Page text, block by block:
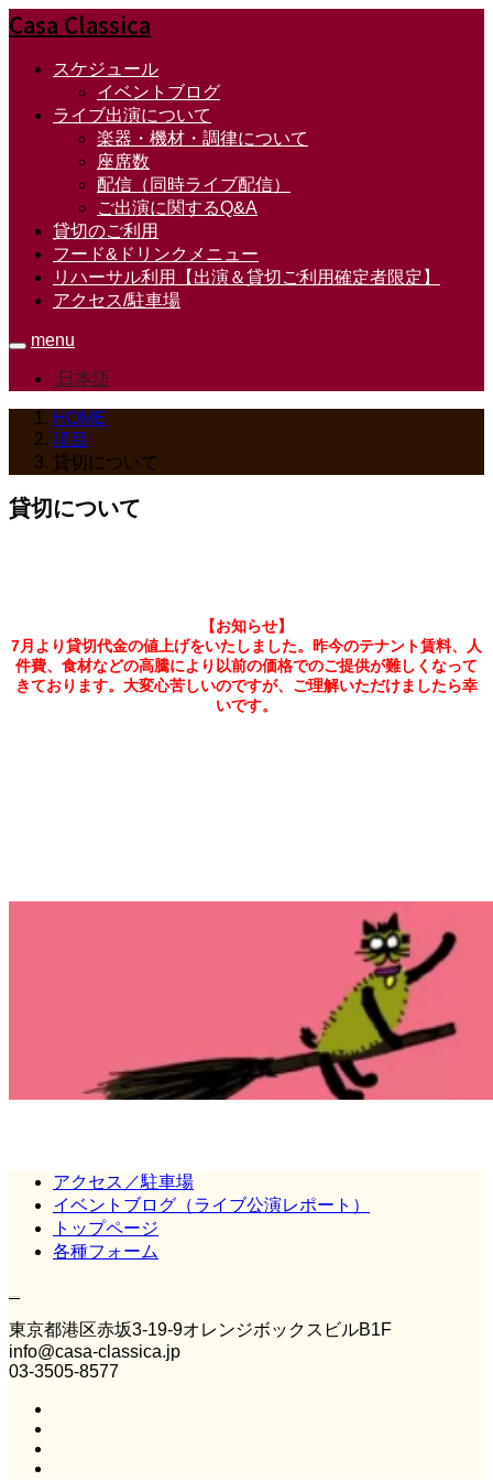
Casa Classica
スケジュール
イベントブログ
ライブ出演について
楽器・機材・調律について
座席数
配信（同時ライブ配信）
ご出演に関するQ&A
貸切のご利用
フード&ドリンクメニュー
リハーサル利用【出演＆貸切ご利用確定者限定】
アクセス/駐車場
menu
日本語
HOME
項目
貸切について
貸切について
【お知らせ】
7月より貸切代金の値上げをいたしました。昨今のテナント賃料、人
件費、食材などの高騰により以前の価格でのご提供が難しくなって
きております。大変心苦しいのですが、ご理解いただけましたら幸
いです。
アクセス／駐車場
イベントブログ（ライブ公演レポート）
トップページ
各種フォーム
東京都港区赤坂3‐19‐9オレンジボックスビルB1F
info@casa-classica.jp
03-3505-8577